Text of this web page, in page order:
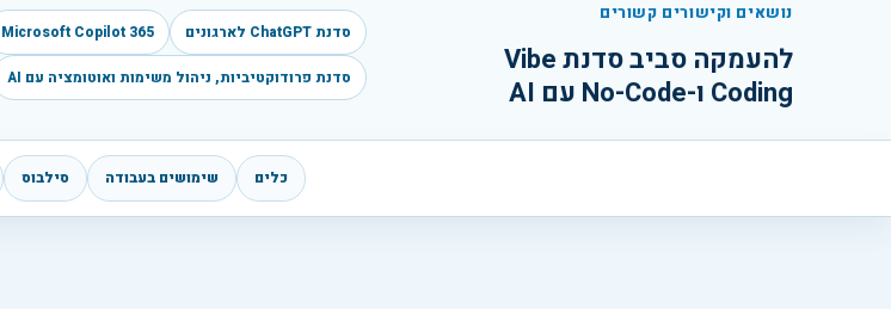
נושאים וקישורים קשורים
להעמקה סביב
סדנת Vibe
Coding ו-No-Code עם AI
סדנת ChatGPT לארגונים Microsoft Copilot 365
סדנת פרודוקטיביות, ניהול משימות ואוטומציה עם AI
כלים שימושים בעבודה סילבוס